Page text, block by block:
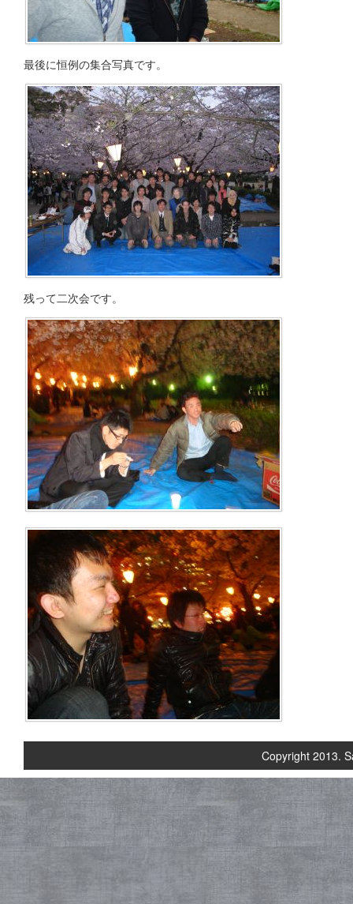
最後に恒例の集合写真です。
残って二次会です。
Copyright 2013.